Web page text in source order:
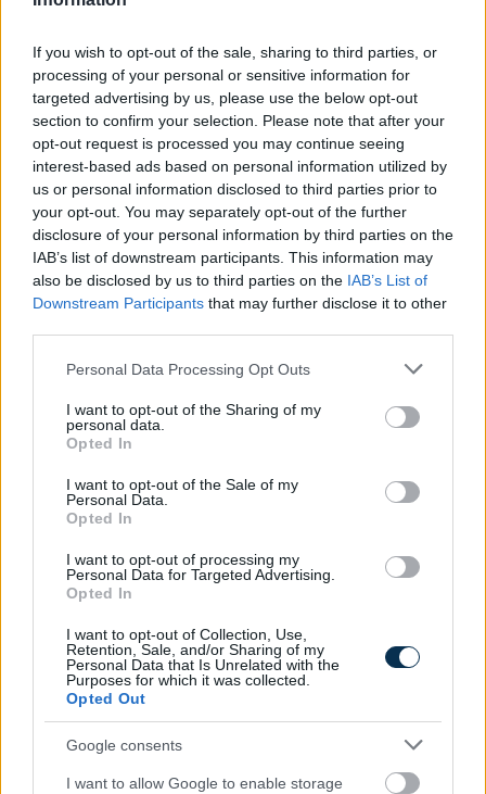
If you wish to opt-out of the sale, sharing to third parties, or
processing of your personal or sensitive information for
targeted advertising by us, please use the below opt-out
section to confirm your selection. Please note that after your
opt-out request is processed you may continue seeing
interest-based ads based on personal information utilized by
us or personal information disclosed to third parties prior to
your opt-out. You may separately opt-out of the further
disclosure of your personal information by third parties on the
IAB’s list of downstream participants. This information may
also be disclosed by us to third parties on the IAB’s List of
Downstream Participants that may further disclose it to other
Please note that this website/app uses one or more Google
not limited to your visit or usage behaviour. You may click to
grant or deny consent to Google and its third-party tags to
use your data for below specified purposes in below Google
consent section.
Personal Data Processing Opt Outs
I want to opt-out of the Sharing of my
personal data.
Opted In
I want to opt-out of the Sale of my
Personal Data.
Opted In
I want to opt-out of processing my
Personal Data for Targeted Advertising.
Opted In
I want to opt-out of Collection, Use,
Retention, Sale, and/or Sharing of my
Personal Data that Is Unrelated with the
Purposes for which it was collected.
Opted Out
Google consents
I want to allow Google to enable storage
Milyen a helyesírásod? (könnyű szint)
KISZÁMOLOM!
Mennyire vagy dühös Donald Trump miatt?